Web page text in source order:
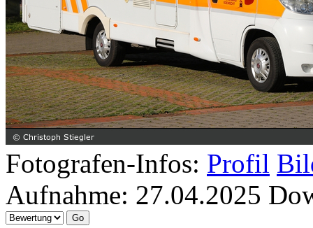
Fotografen-Infos: Profil
Aufnahme: 27.04.2025